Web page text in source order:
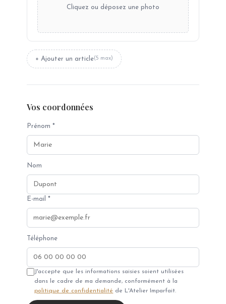
Cliquez ou déposez une photo
+ Ajouter un article(5 max)
Vos coordonnées
Prénom *
Nom
E-mail *
Téléphone
J'accepte que les informations saisies soient utilisées
dans le cadre de ma demande, conformément à la
politique de confidentialité de L'Atelier Imparfait.